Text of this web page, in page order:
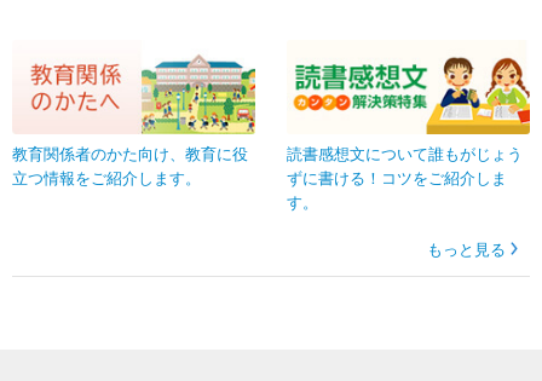
教育関係者のかた向け、教育に役
立つ情報をご紹介します。
読書感想文について誰もがじょう
ずに書ける！コツをご紹介しま
す。
もっと見る